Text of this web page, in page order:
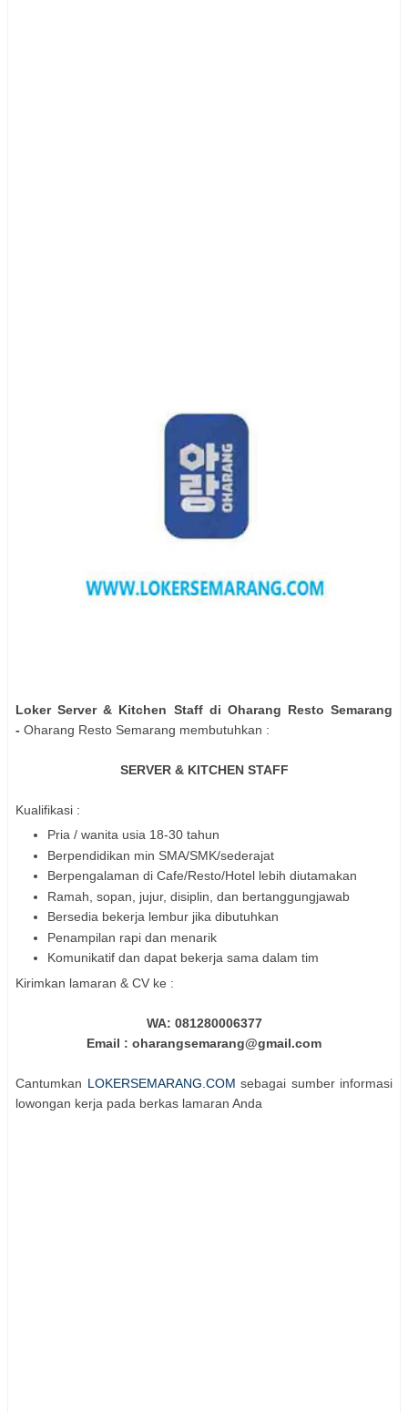
Loker Server & Kitchen Staff di Oharang Resto Semarang
- Oharang Resto Semarang membutuhkan :
SERVER & KITCHEN STAFF
Kualifikasi :
Pria / wanita usia 18-30 tahun
Berpendidikan min SMA/SMK/sederajat
Berpengalaman di Cafe/Resto/Hotel lebih diutamakan
Ramah, sopan, jujur, disiplin, dan bertanggungjawab
Bersedia bekerja lembur jika dibutuhkan
Penampilan rapi dan menarik
Komunikatif dan dapat bekerja sama dalam tim
Kirimkan lamaran & CV ke :
WA: 081280006377
Email : oharangsemarang@gmail.com
Cantumkan LOKERSEMARANG.COM sebagai sumber informasi
lowongan kerja pada berkas lamaran Anda